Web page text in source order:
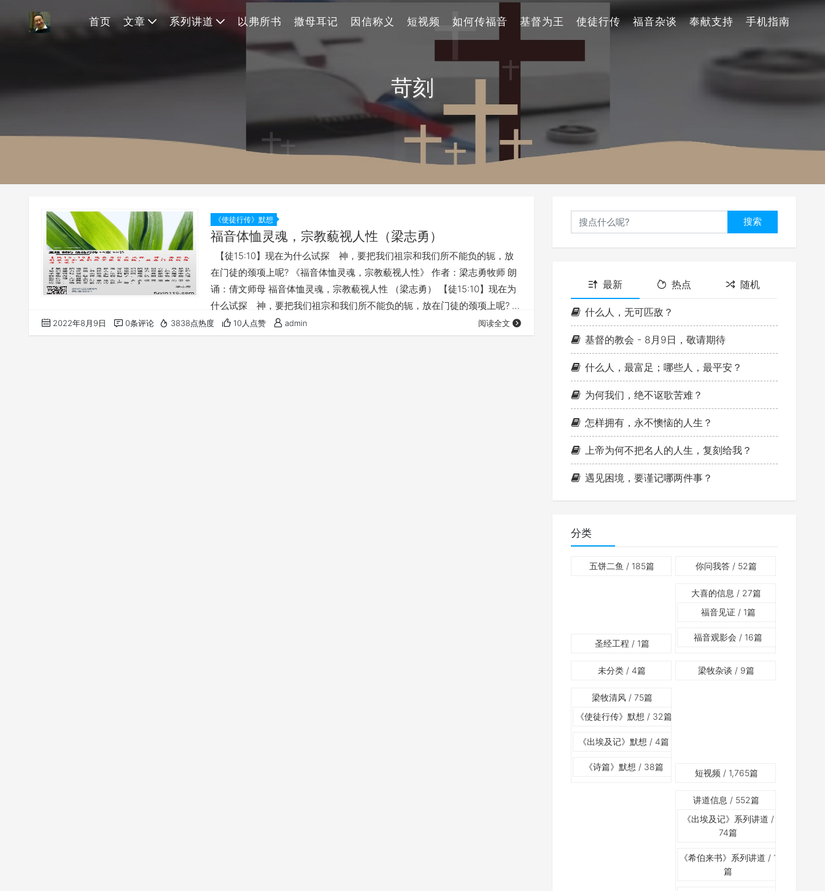
首页 文章 系列讲道 以弗所书 撒母耳记 因信称义 短视频 如何传福音 基督为王 使徒行传 福音杂谈 奉献支持 手机指南
苛刻
《使徒行传》默想
福音体恤灵魂，宗教藐视人性（梁志勇）
【徒15:10】现在为什么试探 神，要把我们祖宗和我们所不能负的轭，放
在门徒的颈项上呢? 《福音体恤灵魂，宗教藐视人性》 作者：梁志勇牧师 朗
诵：倩文师母 福音体恤灵魂，宗教藐视人性 （梁志勇） 【徒15:10】现在为
什么试探 神，要把我们祖宗和我们所不能负的轭，放在门徒的颈项上呢? 在
《使徒行传》这几章，我们看到当福音工作在外邦人中间结出累累硕果的时
候，在耶路撒冷有一群人感到不安，不满，甚至强烈的忿怒。 这群是什么
2022年8月9日 0条评论 3838点热度 10人点赞 admin 阅读全文
搜索
最新 热点 随机
什么人，无可匹敌？
基督的教会 - 8月9日，敬请期待
什么人，最富足；哪些人，最平安？
为何我们，绝不讴歌苦难？
怎样拥有，永不懊恼的人生？
上帝为何不把名人的人生，复刻给我？
遇见困境，要谨记哪两件事？
分类
五饼二鱼 / 185篇 你问我答 / 52篇
圣经工程 / 1篇
大喜的信息 / 27篇
福音见证 / 1篇
福音观影会 / 16篇
未分类 / 4篇 梁牧杂谈 / 9篇
梁牧清风/ 75篇
《使徒行传》默想 / 32篇
《出埃及记》默想 / 4篇
《诗篇》默想 / 38篇
短视频/ 1,765篇
讲道信息 / 552篇
《出埃及记》系列讲道 /
74篇
《希伯来书》系列讲道 / 1
篇